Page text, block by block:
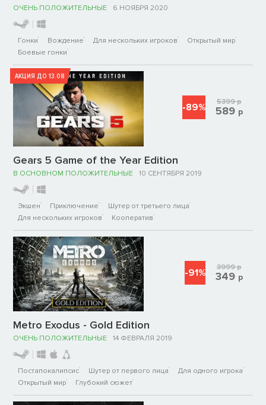
ОЧЕНЬ ПОЛОЖИТЕЛЬНЫЕ 6 НОЯБРЯ 2020
Гонки Вождение Для нескольких игроков
Открытый мир
Боевые гонки
АКЦИЯ ДО 13.08
Gears 5 Game of the Year Edition
В ОСНОВНОМ ПОЛОЖИТЕЛЬНЫЕ 10 СЕНТЯБРЯ 2019
Экшен Приключение
Шутер от третьего лица
Для нескольких игроков
Кооператив
-89% 5399р
589 р
Metro Exodus - Gold Edition
ОЧЕНЬ ПОЛОЖИТЕЛЬНЫЕ 14 ФЕВРАЛЯ 2019
Постапокалипсис Шутер от первого лица
Для одного игрока
Открытый мир
Глубокий сюжет
-91% 3999р
349 р